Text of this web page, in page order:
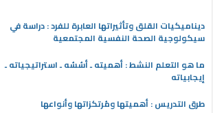
ديناميكيات القلق وتأثيراتها العابرة للفرد : دراسة في
سيكولوجية الصحة النفسية المجتمعية
ما هو التعلم النشط : أهميته ـ أسُسُه ـ استراتيجياته ـ
إيجابياته
طرق التدريس : أهميتها ومُرتكزاتها وأنواعها